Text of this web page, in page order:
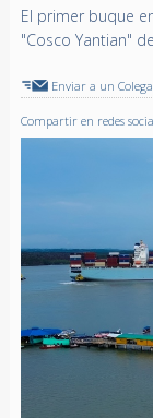
El primer buque
"Cosco Yantian"
Enviar a un Colega
Compartir en redes